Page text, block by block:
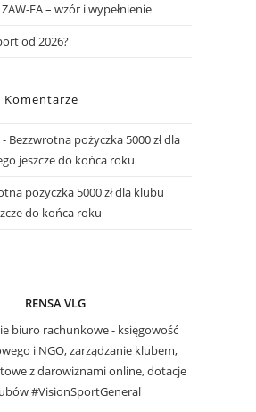
FA – wzór i wypełnienie
od 2026?
Komentarze
- Bezzwrotna pożyczka 5000 zł dla
jeszcze do końca roku
pożyczka 5000 zł dla klubu
do końca roku
RENSA VLG
biuro rachunkowe - księgowość
i NGO, zarządzanie klubem,
z darowiznami online, dotacje
#VisionSportGeneral